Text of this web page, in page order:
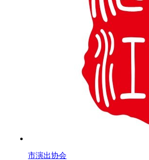
市演出协会